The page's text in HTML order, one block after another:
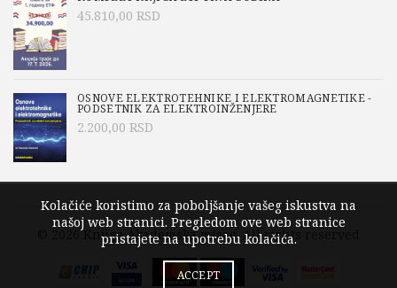
45.810,00 RSD
OSNOVE ELEKTROTEHNIKE I ELEKTROMAGNETIKE -
PODSETNIK ZA ELEKTROINŽENJERE
2.200,00 RSD
© 2026 Knjige Akademska misao. All rights reserved
Kolačiće koristimo za poboljšanje vašeg iskustva na
našoj web stranici. Pregledom ove web stranice
pristajete na upotrebu kolačića.
ACCEPT